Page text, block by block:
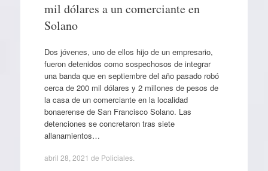
mil dólares a un comerciante en
Solano
Dos jóvenes, uno de ellos hijo de un empresario,
fueron detenidos como sospechosos de integrar
una banda que en septiembre del año pasado robó
cerca de 200 mil dólares y 2 millones de pesos de
la casa de un comerciante en la localidad
bonaerense de San Francisco Solano. Las
detenciones se concretaron tras siete
allanamientos…
abril 28, 2021 de Policiales.